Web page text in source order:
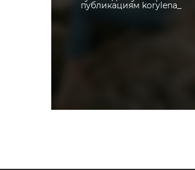
публикациям korylena_